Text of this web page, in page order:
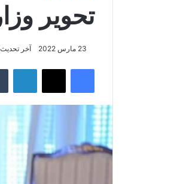
تحوير
23 مارس 2022 آخر تحديث: 23 مارس
فيسبوك ‫X